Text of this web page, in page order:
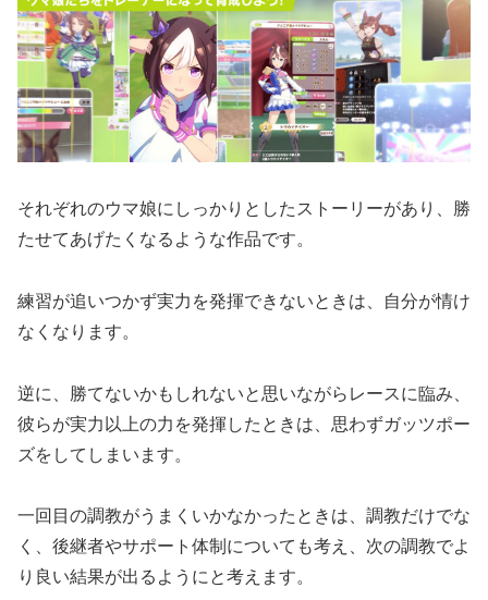
それぞれのウマ娘にしっかりとしたストーリーがあり、勝
たせてあげたくなるような作品です。
練習が追いつかず実力を発揮できないときは、自分が情け
なくなります。
逆に、勝てないかもしれないと思いながらレースに臨み、
彼らが実力以上の力を発揮したときは、思わずガッツポー
ズをしてしまいます。
一回目の調教がうまくいかなかったときは、調教だけでな
く、後継者やサポート体制についても考え、次の調教でよ
り良い結果が出るようにと考えます。